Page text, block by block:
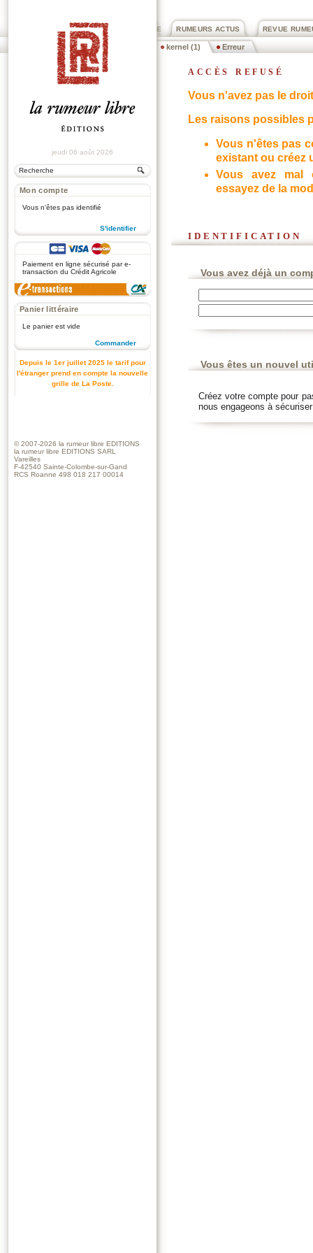
REVUE
RUMEURS ACTUS
PRIX ROGER DEXTRE
kernel (1) Erreur
jeudi 06 août 2026
Mon compte
Vous n'êtes pas identifié
S'identifier
Paiement en ligne sécurisé par e-
transaction du Crédit Agricole
Panier littéraire
Le panier est vide
Commander
Depuis le 1er juillet 2025 le tarif pour
l'étranger prend en compte la nouvelle
grille de La Poste.
accès refusé
Vous n'avez pas le
Les raisons possibles
Vous n'êtes pas
existant ou créez
Vous avez mal
essayez de la
identification
Vous avez déjà un
Vous êtes un nouvel
Créez votre compte pour
nous engageons à
© 2007-2026 la rumeur libre EDITIONS
la rumeur libre EDITIONS SARL
Vareilles
F-42540 Sainte-Colombe-sur-Gand
RCS Roanne 498 018 217 00014